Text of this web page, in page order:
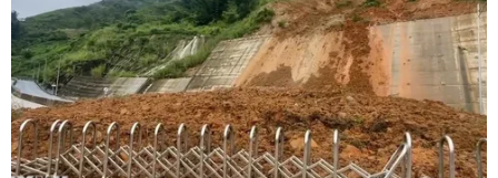
Các nhà giao dịch tại thị trường chứng khoán New York ngày
17/5. (Nguồn: AFP/TTXVN)
Thị trường chứng khoán Phố Wall trầm lắng sau
quyết định nâng lãi suất của Cục Dự trữ Liên
bang Mỹ (Fed) và tín hiệu về một đợt nâng lãi